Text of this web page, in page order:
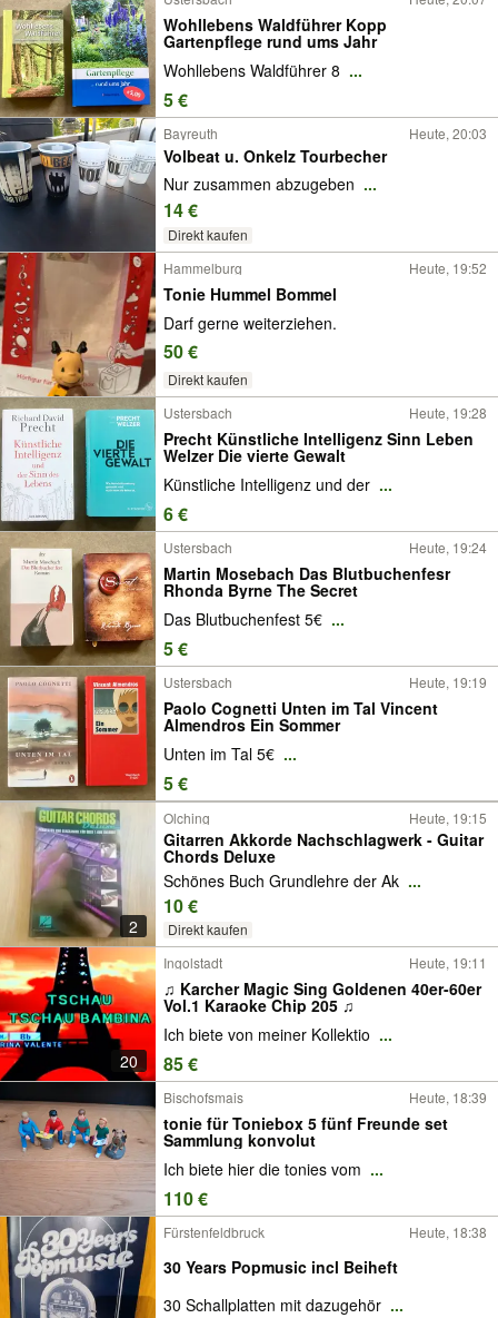
Wohllebens Waldführer Kopp
Gartenpflege rund ums Jahr
Wohllebens Waldführer 8 ...
5 €
Bayreuth Heute, 20:03
Volbeat u. Onkelz Tourbecher
Nur zusammen abzugeben ...
14 €
Direkt kaufen
Hammelburg
Heute, 19:52
Tonie Hummel Bommel
Darf gerne weiterziehen.
50 €
Direkt kaufen
Ustersbach
Heute, 19:28
Precht Künstliche Intelligenz Sinn Leben
Welzer Die vierte Gewalt
Künstliche Intelligenz und der ...
6 €
Ustersbach Heute, 19:24
Martin Mosebach Das Blutbuchenfesr
Rhonda Byrne The Secret
Das Blutbuchenfest 5€ ...
5 €
Ustersbach Heute, 19:19
Paolo Cognetti Unten im Tal Vincent
Almendros Ein Sommer
Unten im Tal 5€ ...
5 €
2
Olching Heute, 19:15
Gitarren Akkorde Nachschlagwerk - Guitar
Chords Deluxe
Schönes Buch Grundlehre der Ak ...
10 €
Direkt kaufen
20
Ingolstadt Heute, 19:11
♫ Karcher Magic Sing Goldenen 40er-60er
Vol.1 Karaoke Chip 205 ♫
Ich biete von meiner Kollektio ...
85 €
Bischofsmais Heute, 18:39
tonie für Toniebox 5 fünf Freunde set
Sammlung konvolut
Ich biete hier die tonies vom ...
110 €
Fürstenfeldbruck Heute, 18:38
30 Years Popmusic incl Beiheft
30 Schallplatten mit dazugehör ...